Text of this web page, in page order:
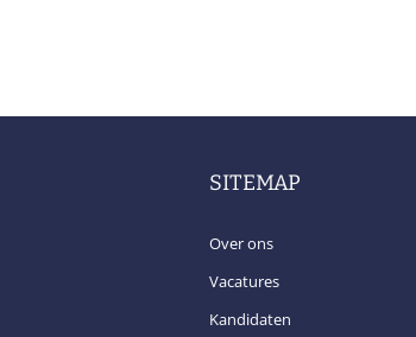
SITEMAP
Over ons
Vacatures
Kandidaten